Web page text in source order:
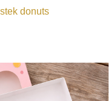
donuts